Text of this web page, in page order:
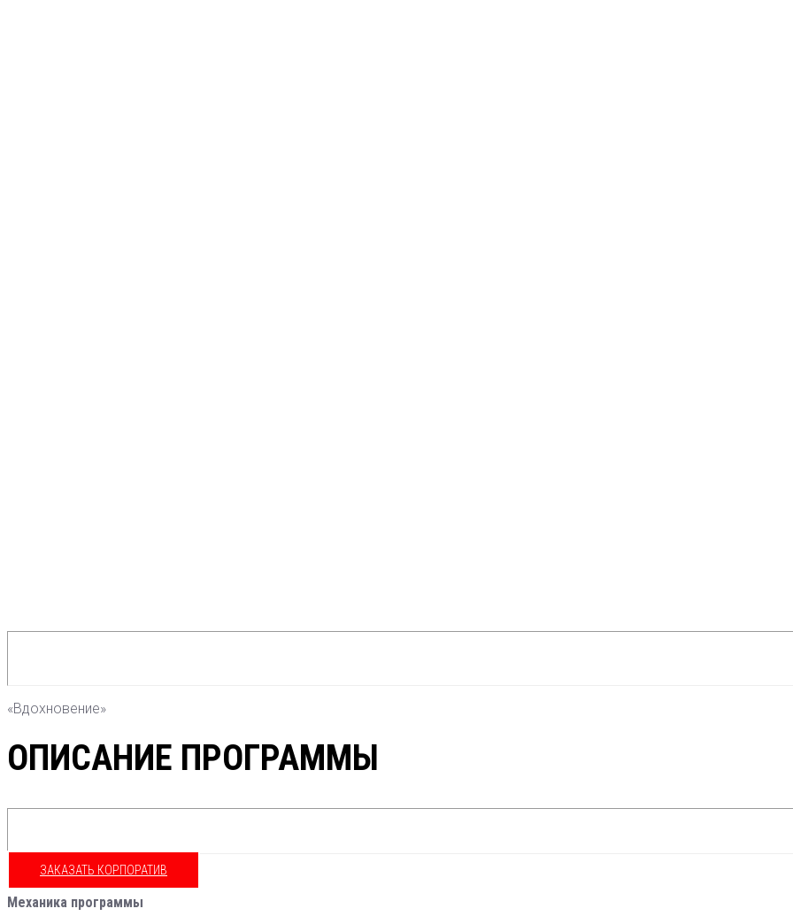
«Вдохновение»
ОПИСАНИЕ ПРОГРАММЫ
ЗАКАЗАТЬ КОРПОРАТИВ
Механика программы